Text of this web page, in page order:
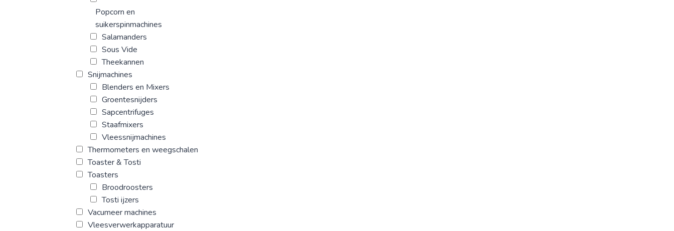
Popcorn en
suikerspinmachines
Salamanders
Sous Vide
Theekannen
Snijmachines
Blenders en Mixers
Groentesnijders
Sapcentrifuges
Staafmixers
Vleessnijmachines
Thermometers en weegschalen
Toaster & Tosti
Toasters
Broodroosters
Tosti ijzers
Vacumeer machines
Vleesverwerkapparatuur